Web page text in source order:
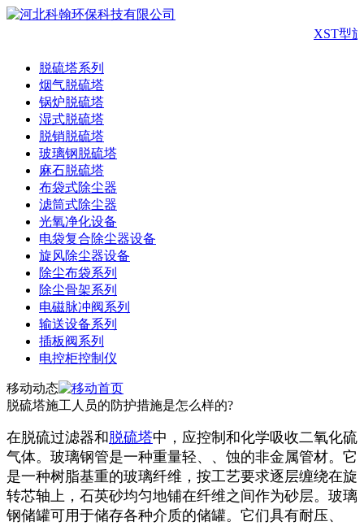
XST型
脱硫塔系列
烟气脱硫塔
锅炉脱硫塔
湿式脱硫塔
脱销脱硫塔
玻璃钢脱硫塔
麻石脱硫塔
布袋式除尘器
滤筒式除尘器
光氧净化设备
电袋复合除尘器设备
旋风除尘器设备
除尘布袋系列
除尘骨架系列
电磁脉冲阀系列
输送设备系列
插板阀系列
电控柜控制仪
移动动态
脱硫塔施工人员的防护措施是怎么样的?
在脱硫过滤器和脱硫塔中，应控制和化学吸收二氧化硫
气体。玻璃钢管是一种重量轻、、蚀的非金属管材。它
是一种树脂基重的玻璃纤维，按工艺要求逐层缠绕在旋
转芯轴上，石英砂均匀地铺在纤维之间作为砂层。玻璃
钢储罐可用于储存各种介质的储罐。它们具有耐压、